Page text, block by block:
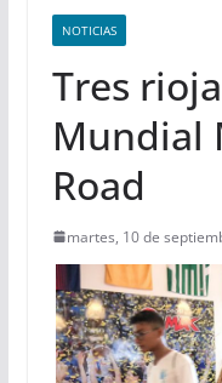
NOTICIAS
Tres
Mundial
Road
martes, 10 de